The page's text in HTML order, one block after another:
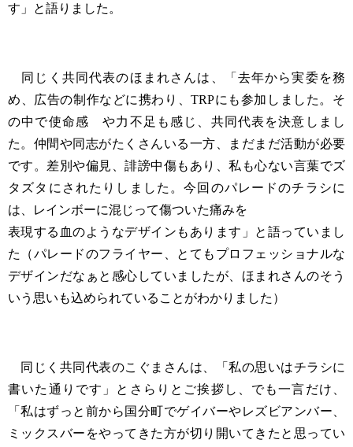
す」と語りました。
同じく共同代表のほまれさんは、「去年から実委を務
め、広告の制作などに携わり、TRPにも参加しました。そ
の中で使命感 や力不足も感じ、共同代表を決意しまし
た。仲間や同志がたくさんいる一方、まだまだ活動が必要
です。差別や偏見、誹謗中傷もあり、私も心ない言葉でズ
タズタにされたりしました。今回のパレードのチラシに
は、レインボーに混じって傷ついた痛みを
表現する血のようなデザインもあります」と語っていまし
た（パレードのフライヤー、とてもプロフェッショナルな
デザインだなぁと感心していましたが、ほまれさんのそう
いう思いも込められていることがわかりました）
同じく共同代表のこぐまさんは、「私の思いはチラシに
書いた通りです」とさらりとご挨拶し、でも一言だけ、
「私はずっと前から国分町でゲイバーやレズビアンバー、
ミックスバーをやってきた方が切り開いてきたと思ってい